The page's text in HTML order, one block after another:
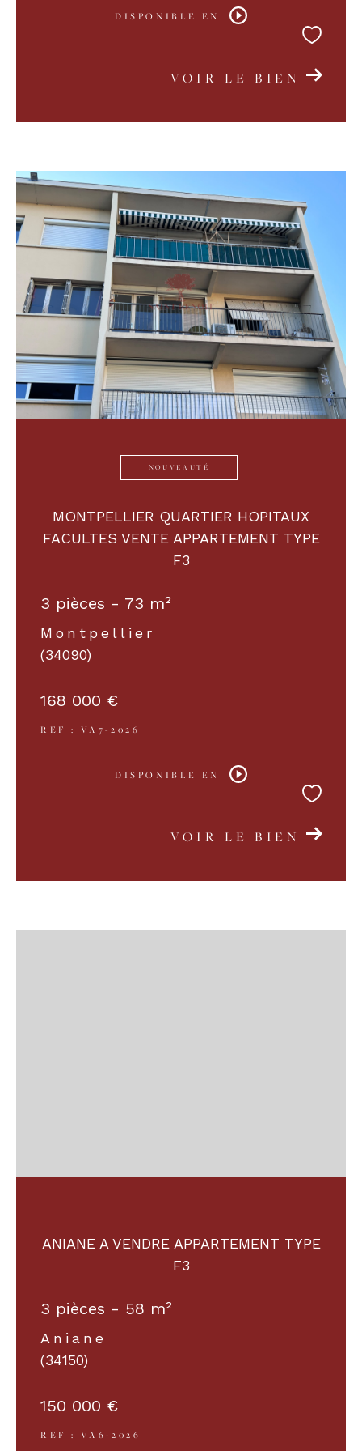
DISPONIBLE EN
VOIR LE BIEN
NOUVEAUTÉ
MONTPELLIER QUARTIER HOPITAUX
FACULTES VENTE APPARTEMENT TYPE
F3
3 pièces - 73 m²
Montpellier
(34090)
168 000 €
REF : VA7-2026
DISPONIBLE EN
VOIR LE BIEN
ANIANE A VENDRE APPARTEMENT TYPE
F3
3 pièces - 58 m²
Aniane
(34150)
150 000 €
REF : VA6-2026